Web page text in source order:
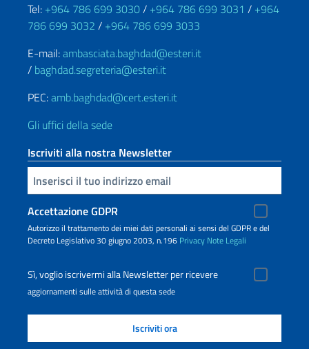
Tel: +964 786 699 3030/ +964 786 699 3031 / +964
786 699 3032 / +964 786 699 3033
E-mail:ambasciata.baghdad@esteri.it
/ baghdad.segreteria@esteri.it
PEC:amb.baghdad@cert.esteri.it
Gli uffici della sede
Iscriviti alla nostra Newsletter
Inserisci la tua email
Accettazione GDPR
Autorizzo il trattamento dei miei dati personali ai sensi del GDPR e del
Decreto Legislativo 30 giugno 2003, n.196 Privacy Note Legali
Sì, voglio iscrivermi alla Newsletter per ricevere
aggiornamenti sulle attività di questa sede